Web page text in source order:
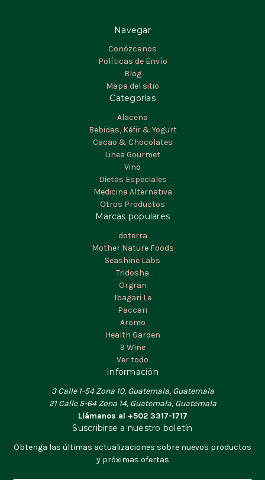
Navegar
Conózcanos
Políticas de Envío
Blog
Mapa del sitio
Categorías
Alacena
Bebidas, Kéfir & Yogurt
Cacao & Chocolates
Linea Gourmet
Vino
Dietas Especiales
Medicina Alternativa
Otros Productos
Marcas populares
doterra
Mother Nature Foods
Seashine Labs
Tridosha
Orgran
Ibagari Le
Paccari
Aromo
Health Garden
9 Wine
Ver todo
Información
3 Calle 1-54 Zona 10, Guatemala, Guatemala
21 Calle 5-64 Zona 14, Guatemala, Guatemala
Llámanos al +502 3317-1717
Suscribirse a nuestro boletín
Obtenga las últimas actualizaciones sobre nuevos productos
y próximas ofertas